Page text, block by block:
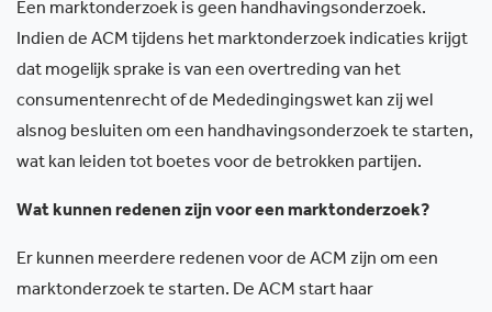
Een marktonderzoek is geen handhavingsonderzoek.
Indien de ACM tijdens het marktonderzoek indicaties krijgt
dat mogelijk sprake is van een overtreding van het
consumentenrecht of de Mededingingswet kan zij wel
alsnog besluiten om een handhavingsonderzoek te starten,
wat kan leiden tot boetes voor de betrokken partijen.
Wat kunnen redenen zijn voor een marktonderzoek?
Er kunnen meerdere redenen voor de ACM zijn om een
marktonderzoek te starten. De ACM start haar